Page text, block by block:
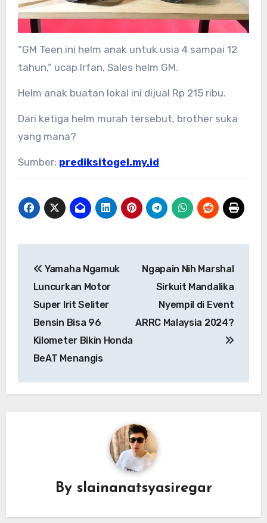
“GM Teen ini helm anak untuk usia 4 sampai 12
tahun,” ucap Irfan, Sales helm GM.
Helm anak buatan lokal ini dijual Rp 215 ribu.
Dari ketiga helm murah tersebut, brother suka
yang mana?
Sumber: prediksitogel.my.id
navigation
Yamaha Ngamuk
Luncurkan Motor
Super Irit Seliter
Bensin Bisa 96
Kilometer Bikin Honda
BeAT Menangis
Ngapain Nih Marshal
Sirkuit Mandalika
Nyempil di Event
ARRC Malaysia 2024?
By slainanatsyasiregar